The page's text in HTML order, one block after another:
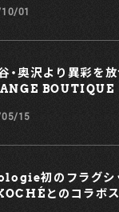
ともに移り変わる都
美しくするためのイ
Wares System（ウ
シップストアでは、
の組み合わせの中
ンケースのスタイリ
楽しむことができま
バッ
ョンなど、ブランド
す。 【Topologie
01
・奥沢より異彩を
BOUTIQUE
15
初のフラグシ
とのコラボス